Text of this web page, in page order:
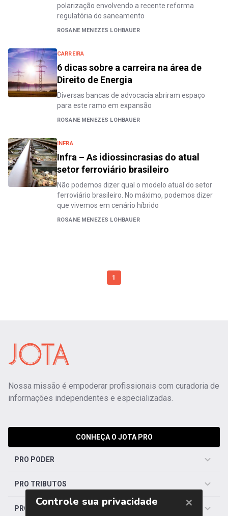
polarização envolvendo a recente reforma
regulatória do saneamento
ROSANE MENEZES LOHBAUER
CARREIRA
6 dicas sobre a carreira na área de
Direito de Energia
Diversas bancas de advocacia abriram espaço
para este ramo em expansão
ROSANE MENEZES LOHBAUER
INFRA
Infra – As idiossincrasias do atual
setor ferroviário brasileiro
Não podemos dizer qual o modelo atual do setor
ferroviário brasileiro. No máximo, podemos dizer
que vivemos em cenário híbrido
ROSANE MENEZES LOHBAUER
1
Nossa missão é empoderar profissionais com curadoria de
informações independentes e especializadas.
CONHEÇA O JOTA PRO
PRO PODER
PRO TRIBUTOS
PRO TRABALHISTA